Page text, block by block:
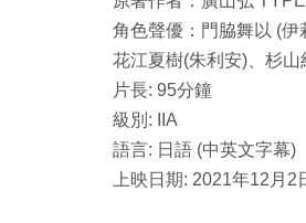
角色聲優：門脇舞以 (伊
花江夏樹(朱利安)、杉山
片長: 95分鐘
級別: IIA
語言: 日語 (中英文字幕)
上映日期: 2021年12月2